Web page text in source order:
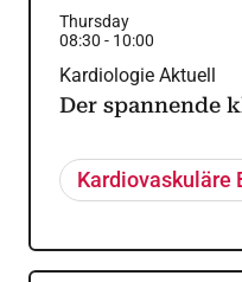
Thursday
08:30 - 10:00
Kardiologie Aktuell
Der spannende
Kardiovaskuläre